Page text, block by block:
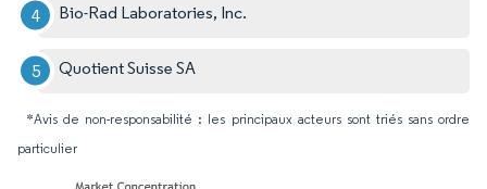
Bio-Rad Laboratories, Inc.
Quotient Suisse SA
*Avis de non-responsabilité : les principaux acteurs sont triés sans ordre
particulier